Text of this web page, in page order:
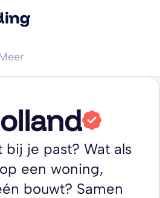
bij je past? Wat als
een woning,
bouwt? Samen